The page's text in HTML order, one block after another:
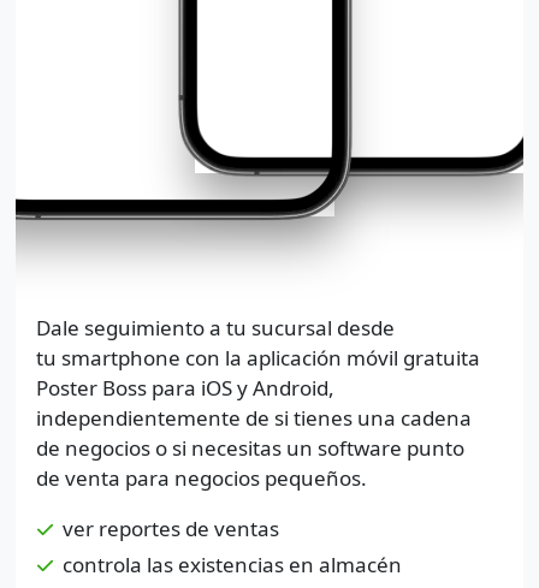
Dale seguimiento a tu sucursal desde
tu smartphone con la aplicación móvil gratuita
Poster Boss para iOS y Android,
independientemente de si tienes una cadena
de negocios o si necesitas un software punto
de venta para negocios pequeños.
ver reportes de ventas
controla las existencias en almacén